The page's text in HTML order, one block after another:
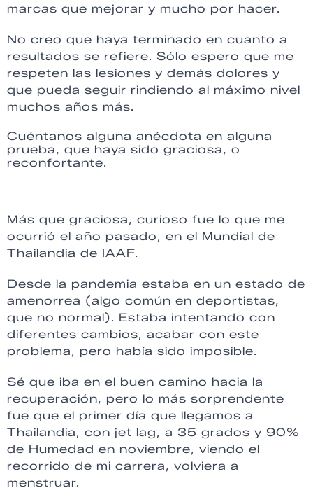
marcas que mejorar y mucho por hacer.
No creo que haya terminado en cuanto a
resultados se refiere. Sólo espero que me
respeten las lesiones y demás dolores y
que pueda seguir rindiendo al máximo nivel
muchos años más.
Cuéntanos alguna anécdota en alguna
prueba, que haya sido graciosa, o
reconfortante.
Más que graciosa, curioso fue lo que me
ocurrió el año pasado, en el Mundial de
Thailandia de IAAF.
Desde la pandemia estaba en un estado de
amenorrea (algo común en deportistas,
que no normal). Estaba intentando con
diferentes cambios, acabar con este
problema, pero había sido imposible.
Sé que iba en el buen camino hacia la
recuperación, pero lo más sorprendente
fue que el primer día que llegamos a
Thailandia, con jet lag, a 35 grados y 90%
de Humedad en noviembre, viendo el
recorrido de mi carrera, volviera a
menstruar.